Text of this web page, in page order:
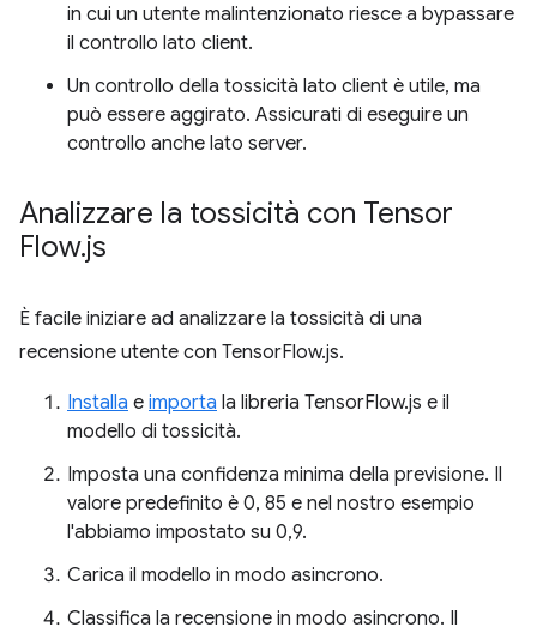
in cui un utente malintenzionato riesce a bypassare
il controllo lato client.
Un controllo della tossicità lato client è utile, ma
può essere aggirato. Assicurati di eseguire un
controllo anche lato server.
Analizzare la tossicità con Tensor
Flow.js
È facile iniziare ad analizzare la tossicità di una
recensione utente con TensorFlow.js.
Installa e importa la libreria TensorFlow.js e il
modello di tossicità.
Imposta una confidenza minima della previsione. Il
valore predefinito è 0, 85 e nel nostro esempio
l'abbiamo impostato su 0,9.
Carica il modello in modo asincrono.
Classifica la recensione in modo asincrono. Il